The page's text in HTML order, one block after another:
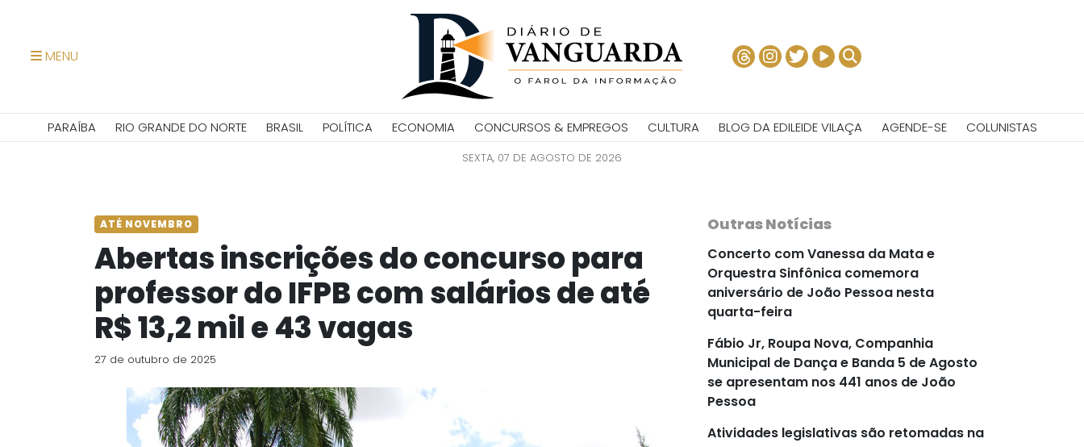
MENU
PARAÍBA RIO GRANDE DO NORTE BRASIL POLÍTICA ECONOMIA CONCURSOS & EMPREGOS CULTURA BLOG DA EDILEIDE VILAÇA AGENDE-SE COLUNISTAS
SEXTA, 07 DE AGOSTO DE 2026
ATÉ NOVEMBRO
Abertas inscrições do concurso para
professor do IFPB com salários de até
R$ 13,2 mil e 43 vagas
27 de outubro de 2025
Outras Notícias
Concerto com Vanessa da Mata e
Orquestra Sinfônica comemora
aniversário de João Pessoa nesta
quarta-feira
Fábio Jr, Roupa Nova, Companhia
Municipal de Dança e Banda 5 de Agosto
se apresentam nos 441 anos de João
Pessoa
Atividades legislativas são retomadas na